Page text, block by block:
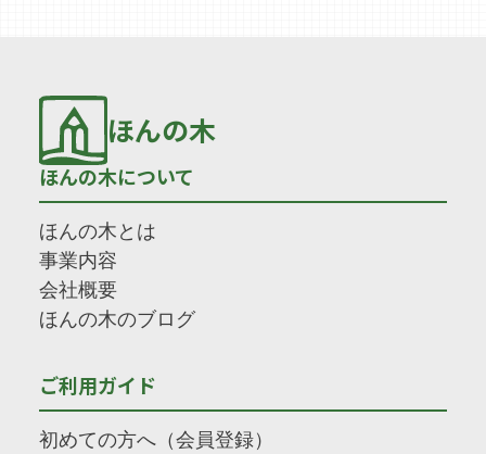
ほんの木
ほんの木について
ほんの木とは
事業内容
会社概要
ほんの木のブログ
ご利用ガイド
初めての方へ（会員登録）